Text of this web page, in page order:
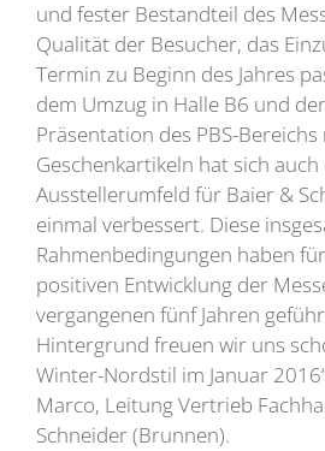
und fester Bestandteil des
Qualität der Besucher, das
Termin zu Beginn des Jahres
dem Umzug in Halle B6 und
Präsentation des PBS-
Geschenkartikeln hat sich auch
Ausstellerumfeld für Baier &
einmal verbessert. Diese
Rahmenbedingungen haben
positiven Entwicklung der
vergangenen fünf Jahren
Hintergrund freuen wir uns
Winter-Nordstil im Januar
Marco, Leitung Vertrieb
Schneider (Brunnen).